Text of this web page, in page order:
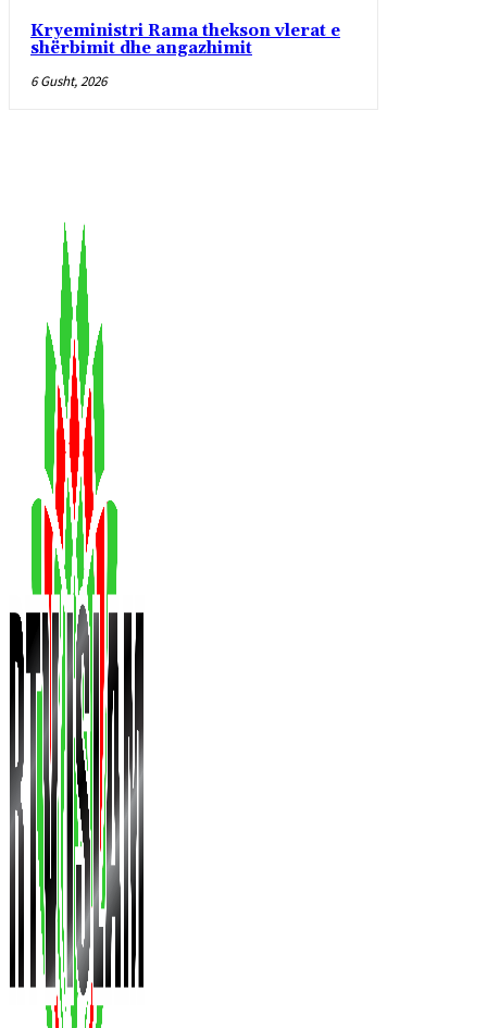
Kryeministri Rama thekson vlerat e
shërbimit dhe angazhimit
6 Gusht, 2026